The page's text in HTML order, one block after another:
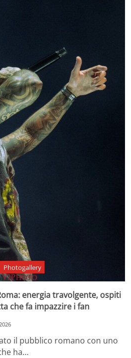
Photogallery
energia travolgente, ospiti
che fa impazzire i fan
il pubblico romano con uno
ha…